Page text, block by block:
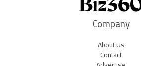
Company
About Us
Contact